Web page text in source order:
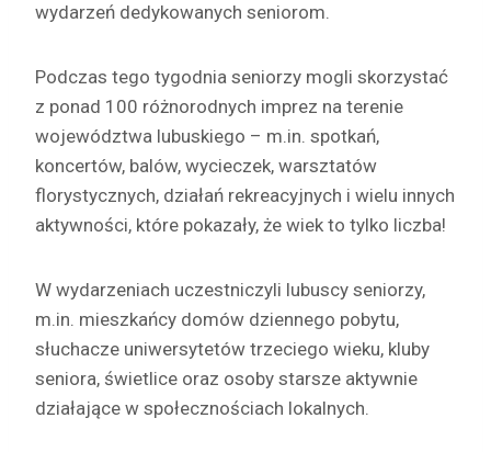
wydarzeń dedykowanych seniorom.
Podczas tego tygodnia seniorzy mogli skorzystać
z ponad 100 różnorodnych imprez na terenie
województwa lubuskiego – m.in. spotkań,
koncertów, balów, wycieczek, warsztatów
florystycznych, działań rekreacyjnych i wielu innych
aktywności, które pokazały, że wiek to tylko liczba!
W wydarzeniach uczestniczyli lubuscy seniorzy,
m.in. mieszkańcy domów dziennego pobytu,
słuchacze uniwersytetów trzeciego wieku, kluby
seniora, świetlice oraz osoby starsze aktywnie
działające w społecznościach lokalnych.